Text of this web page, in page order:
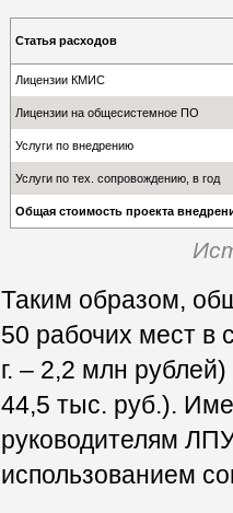
Статья расходов
Лицензии КМИС
Лицензии на общесистемное ПО
Услуги по внедрению
Услуги по тех. сопровождению, в год
Общая стоимость проекта
Таким образом,
50 рабочих мест в
г. – 2,2 млн
44,5 тыс. руб.).
руководителям
использованием